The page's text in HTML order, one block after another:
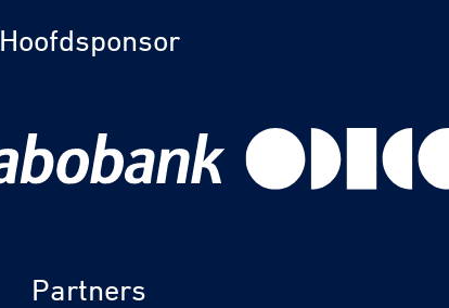
Hoofdsponsor
Partners